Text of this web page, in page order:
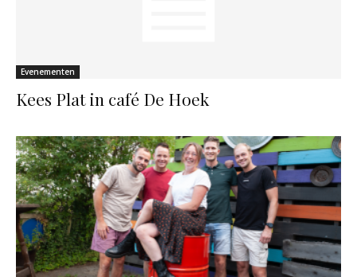
Evenementen
Kees Plat in café De Hoek